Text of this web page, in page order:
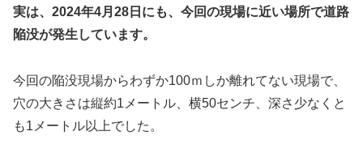
実は、2024年4月28日にも、今回の現場に近い場所で道路
陥没が発生しています。
今回の陥没現場からわずか100ｍしか離れてない現場で、
穴の大きさは縦約1メートル、横50センチ、深さ少なくと
も1メートル以上でした。